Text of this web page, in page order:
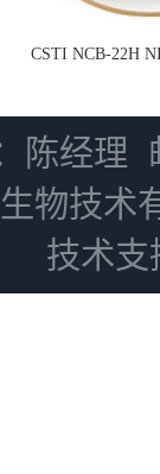
CSTI NCB-22H
陈经理
物技术
技术